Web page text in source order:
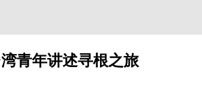
青年讲述寻根之旅